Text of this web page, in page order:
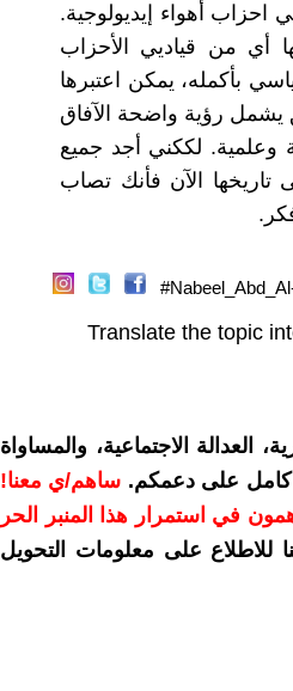
أهواء إيديولوجية.
أي من قياديي الأحزاب
بأكمله، يمكن اعتبرها
يشمل رؤية واضحة الآفاق
وعلمية. لككني أجد جميع
تاريخها الآن فأنك تصاب
Translate the topic
الاجتماعية، والمساواة
كامل على دعمكم. ساهم/ي معنا!
تساهمون في استمرار هذا المنبر الحر
للاطلاع على معلومات التحويل